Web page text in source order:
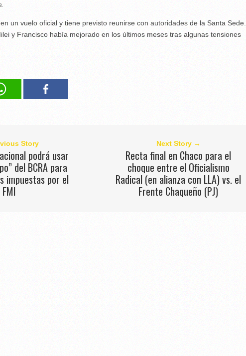
un vuelo oficial y tiene previsto reunirse con autoridades de la Santa Sede.
y Francisco había mejorado en los últimos meses tras algunas tensiones
Story
podrá usar
del BCRA para
impuestas por el
FMI
Next Story →
Recta final en Chaco para el
choque entre el Oficialismo
Radical (en alianza con LLA) vs. el
Frente Chaqueño (PJ)